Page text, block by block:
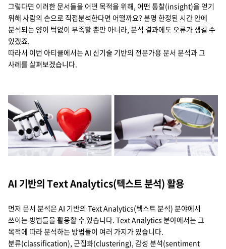
투자정보
지속가능경영
뉴스룸
채용
고객 지원
파트너 지원
그렇다면 이러한 문서들을 어떤 목적을 위해, 어떤 통찰(insight)을 얻기
위해 사람의 손으로 직접분석한다면 어떨까요? 분명 한정된 시간 안에
분석되는 양이 턱없이 부족할 뿐만 아니라, 분석 결과에도 오류가 생길 수
있겠죠.
따라서 이번 아티클에서는 AI 신기술 기반의 전문가용 문서 분석과 그
사례를 살펴보겠습니다.
AI 기반의 Text Analytics(텍스트 분석) 활용
먼저 문서 분석은 AI 기반의 Text Analytics(텍스트 분석) 분야에서
쓰이는 방법들을 활용할 수 있습니다. Text Analytics 분야에서는 그
목적에 따라 분석하는 방법들이 여러 가지가 있습니다.
분류(classification), 군집화(clustering), 감성 분석(sentiment